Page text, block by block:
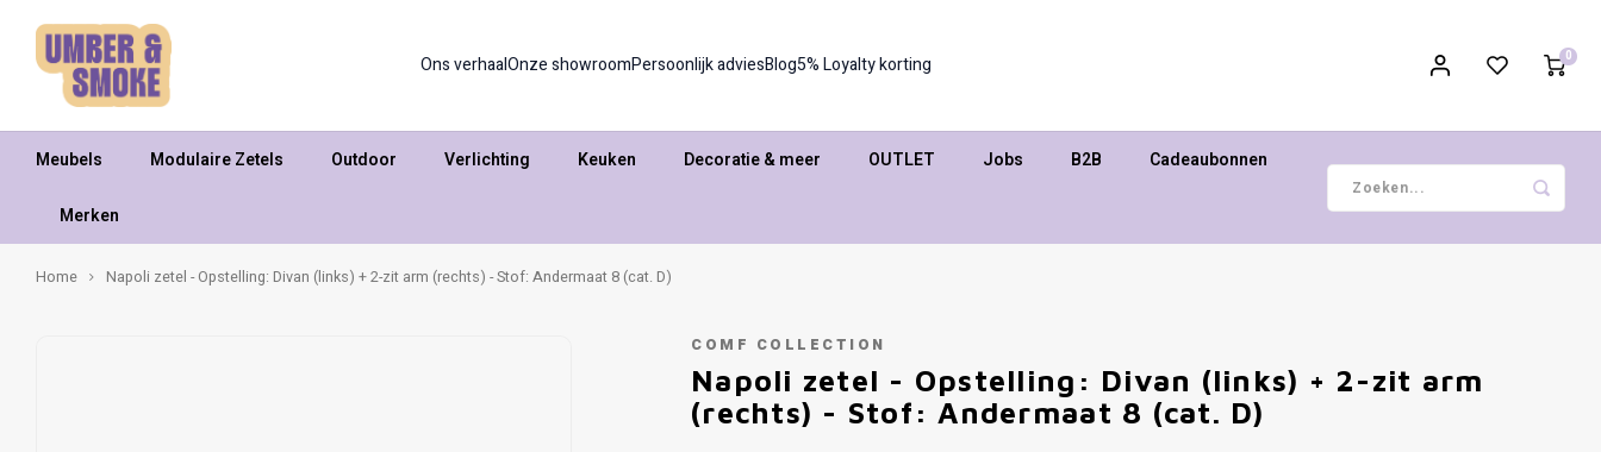
Ons verhaalOnze showroomPersoonlijk adviesBlog5% Loyalty korting 0
Meubels Modulaire Zetels Outdoor Verlichting Keuken Decoratie & meer OUTLET Jobs B2B Cadeaubonnen
Merken
Home Napoli zetel - Opstelling: Divan (links) + 2-zit arm (rechts) - Stof: Andermaat 8 (cat. D)
COMF COLLECTION
Napoli zetel - Opstelling: Divan (links) + 2-zit arm
(rechts) - Stof: Andermaat 8 (cat. D)